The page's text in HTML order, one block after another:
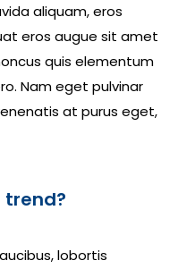
aliquam, eros
eros augue sit amet
quis elementum
Nam eget pulvinar
at purus eget,
trend?
lobortis